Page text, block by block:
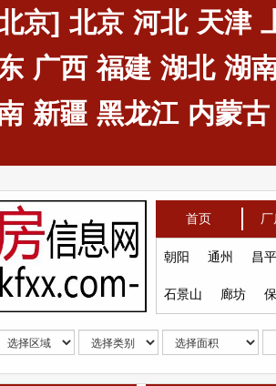
京] 北京 河北 天津
广西 福建 湖北 湖
新疆 黑龙江 内蒙古
首页
朝阳 通州 昌平
石景山 廊坊